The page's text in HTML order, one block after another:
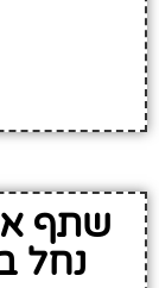
שתף
נחל